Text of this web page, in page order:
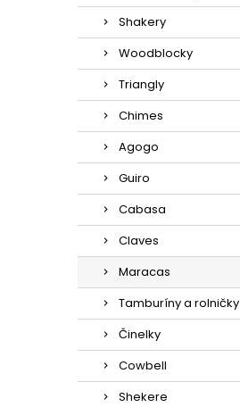
Shakery
Woodblocky
Triangly
Chimes
Agogo
Guiro
Cabasa
Claves
Maracas
Tamburíny a rolničky
Činelky
Cowbell
Shekere